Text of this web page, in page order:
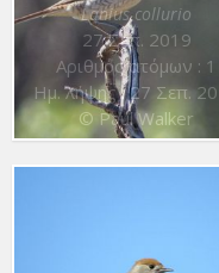
Lanius collurio
27 Σεπ. 2019
Αριθμός ατόμων : 1
Ημ. λήψης : 27 Σεπ.
© Paul Walker